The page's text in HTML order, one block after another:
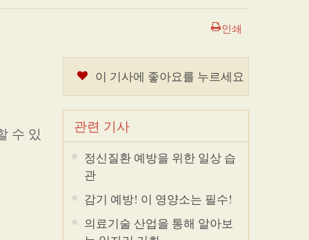
인쇄
수 있
이 기사에 좋아요를 누르세요
관련 기사
정신질환 예방을 위한 일상 습
관
감기 예방! 이 영양소는 필수!
의료기술 산업을 통해 알아보